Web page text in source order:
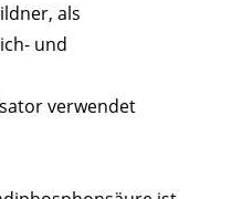
als
und
verwendet